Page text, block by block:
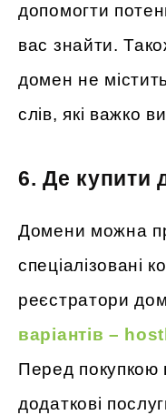
допомогти
вас знайти.
домен не
слів, які важко
6. Де купити
Домени можна
спеціалізовані
реєстратори
варіантів –
Перед покупкою
додаткові